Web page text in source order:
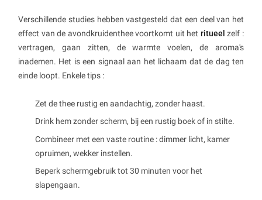
Verschillende studies hebben vastgesteld dat een deel van het
effect van de avondkruidenthee voortkomt uit het ritueel zelf :
vertragen, gaan zitten, de warmte voelen, de aroma's
inademen. Het is een signaal aan het lichaam dat de dag ten
einde loopt. Enkele tips :
Zet de thee rustig en aandachtig, zonder haast.
Drink hem zonder scherm, bij een rustig boek of in stilte.
Combineer met een vaste routine : dimmer licht, kamer
opruimen, wekker instellen.
Beperk schermgebruik tot 30 minuten voor het
slapengaan.